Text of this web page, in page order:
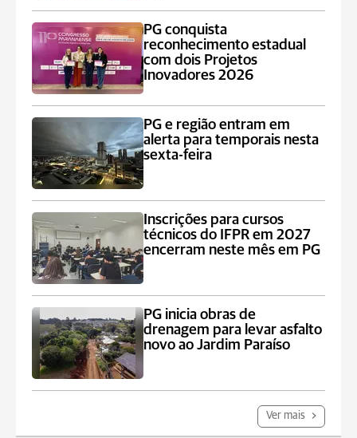
PG conquista
reconhecimento estadual
com dois Projetos
Inovadores 2026
PG e região entram em
alerta para temporais nesta
sexta-feira
Inscrições para cursos
técnicos do IFPR em 2027
encerram neste mês em PG
PG inicia obras de
drenagem para levar asfalto
novo ao Jardim Paraíso
Ver mais